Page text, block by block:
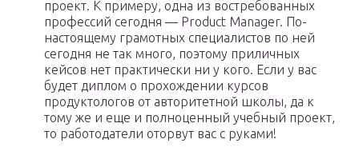
проект. К примеру, одна из востребованных
профессий сегодня — Product Manager. По-
настоящему грамотных специалистов по ней
сегодня не так много, поэтому приличных
кейсов нет практически ни у кого. Если у вас
будет диплом о прохождении курсов
продуктологов от авторитетной школы, да к
тому же и еще и полноценный учебный проект,
то работодатели оторвут вас с руками!